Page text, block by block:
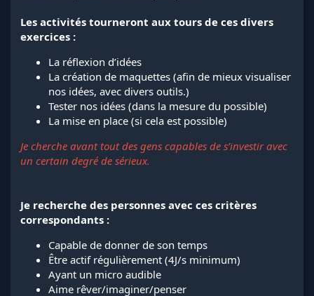
Les activités tourneront aux tours de ces divers
exercices :
La réflexion d’idées
La création de maquettes (afin de mieux visualiser
nos idées, avec divers outils.)
Tester nos idées (dans la mesure du possible)
La mise en place (si cela est possible)
Je cherche avant tout des gens capables de s’investir avec
un certain degré de sérieux.
Je recherche des personnes avec ces critères
correspondants :
Capable de donner de son temps
Être actif régulièrement (4J/s minimum)
Ayant un micro audible
Aime rêver/imaginer/penser